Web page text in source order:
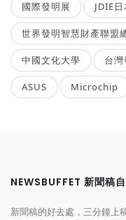
國際發明展 JDIE
世界發明智慧財產聯盟
中國文化大學 台
ASUS Microchip
NEWSBUFFET 新聞稿
新聞稿的好去處，三分鐘上